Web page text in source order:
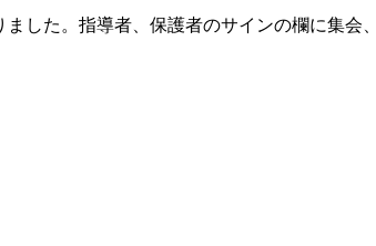
した。指導者、保護者のサインの欄に集